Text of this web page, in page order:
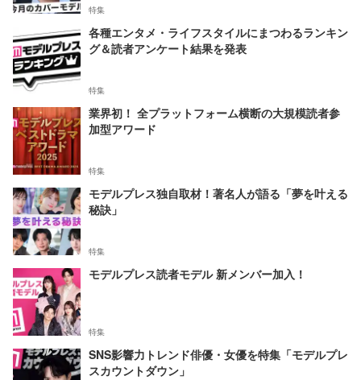
特集
各種エンタメ・ライフスタイルにまつわるランキン
グ＆読者アンケート結果を発表
特集
業界初！ 全プラットフォーム横断の大規模読者参
加型アワード
特集
モデルプレス独自取材！著名人が語る「夢を叶える
秘訣」
特集
モデルプレス読者モデル 新メンバー加入！
特集
SNS影響力トレンド俳優・女優を特集「モデルプレ
スカウントダウン」